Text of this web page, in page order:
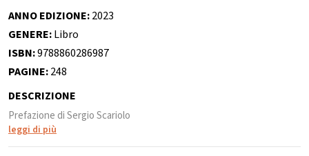
ANNO EDIZIONE:2023
GENERE:Libro
ISBN:9788860286987
PAGINE:248
DESCRIZIONE
Prefazione di Sergio Scariolo
leggi di più